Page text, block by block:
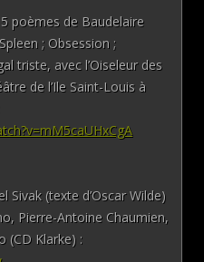
poèmes de Baudelaire
; Obsession ;
triste, avec l’Oiseleur des
de l’Ile Saint-Louis à
Sivak (texte d’Oscar Wilde)
Pierre-Antoine Chaumien,
(CD Klarke) :